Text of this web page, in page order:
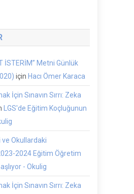
İSTERİM” Metni Günlük
için Hacı Ömer Karaca
İçin Sınavın Sırrı: Zeka
LGS'de Eğitim Koçluğunun
ve Okullardaki
2024 Eğitim Öğretim
- Okulig
İçin Sınavın Sırrı: Zeka